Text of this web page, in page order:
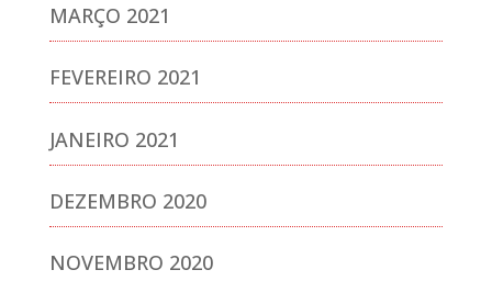
MARÇO 2021
FEVEREIRO 2021
JANEIRO 2021
DEZEMBRO 2020
NOVEMBRO 2020